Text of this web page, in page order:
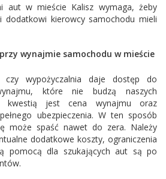
aut w mieście Kalisz wymaga, żeby
kierowcy samochodu mieli
wynajmie samochodu w mieście
czy wypożyczalnia daje dostęp do
które nie budzą naszych
kwestią jest cena wynajmu oraz
ubezpieczenia. W ten sposób
może spaść nawet do zera. Należy
dodatkowe koszty, ograniczenia
pomocą dla szukających aut są po